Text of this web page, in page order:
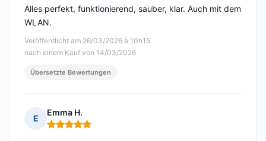
Veröffentlicht am 26/03/2026 à 10h15
nach einem Kauf von 14/03/2026
Alles perfekt, funktionierend, sauber, klar. Auch mit dem
WLAN.
Übersetzte Bewertungen
E
Emma H.
Hinweis: 5 von 5